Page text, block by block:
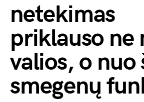
netekimas
priklauso ne
valios, o nuo
smegenų